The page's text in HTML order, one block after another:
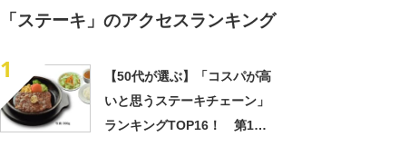
「ステーキ」のアクセスランキング
1
【50代が選ぶ】「コスパが高
いと思うステーキチェーン」
ランキングTOP16！ 第1位